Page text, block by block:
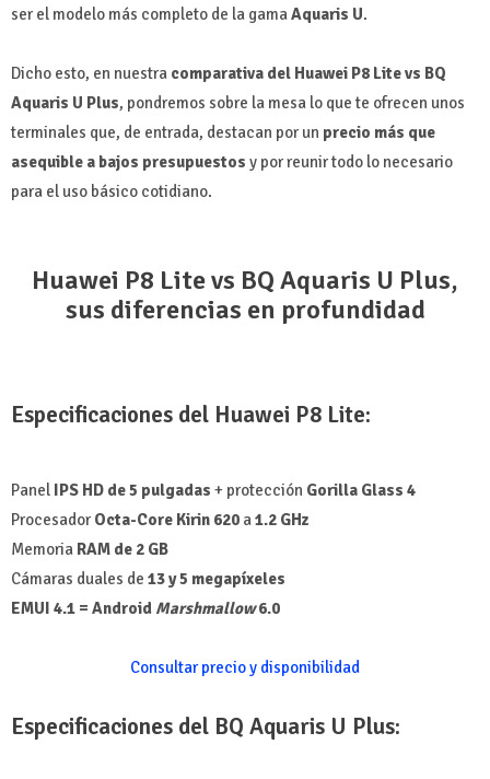
ser el modelo más completo de la gamaAquaris U.
Dicho esto, en nuestra comparativa del Huawei P8 Lite vs BQ
Aquaris U Plus, pondremos sobre la mesa lo que te ofrecen unos
terminales que, de entrada, destacan por un precio más que
asequible a bajos presupuestos y por reunir todo lo necesario
para el uso básico cotidiano.
Huawei P8 Lite vs BQ Aquaris U Plus,
sus diferencias en profundidad
Especificaciones del Huawei P8 Lite:
Panel IPS HD de 5 pulgadas + protección Gorilla Glass 4
Procesador Octa-Core Kirin 620 a1.2 GHz
Memoria RAM de 2 GB
Cámaras duales de 13 y 5 megapíxeles
EMUI 4.1 = Android Marshmallow6.0
Consultar precio y disponibilidad
Especificaciones del BQ Aquaris U Plus: